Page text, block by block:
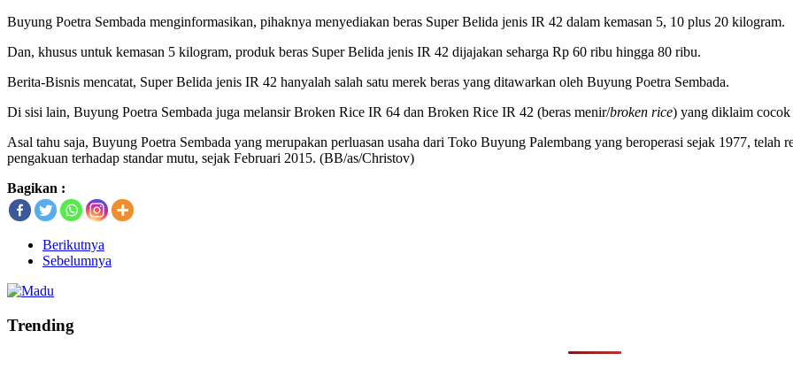
Buyung Poetra Sembada menginformasikan, pihaknya menyediakan beras Super Belida jenis IR 42 dalam kemasan 5, 10 plus 20 kilogram.
Dan, khusus untuk kemasan 5 kilogram, produk beras Super Belida jenis IR 42 dijajakan seharga Rp 60 ribu hingga 80 ribu.
Berita-Bisnis mencatat, Super Belida jenis IR 42 hanyalah salah satu merek beras yang ditawarkan oleh Buyung Poetra Sembada.
Di sisi lain, Buyung Poetra Sembada juga melansir Broken Rice IR 64 dan Broken Rice IR 42 (beras menir/broken rice) yang diklaim
Asal tahu saja, Buyung Poetra Sembada yang merupakan perluasan usaha dari Toko Buyung Palembang yang beroperasi sejak 1977,
pengakuan terhadap standar mutu, sejak Februari 2015. (BB/as/Christov)
Bagikan :
Berikutnya
Sebelumnya
Trending